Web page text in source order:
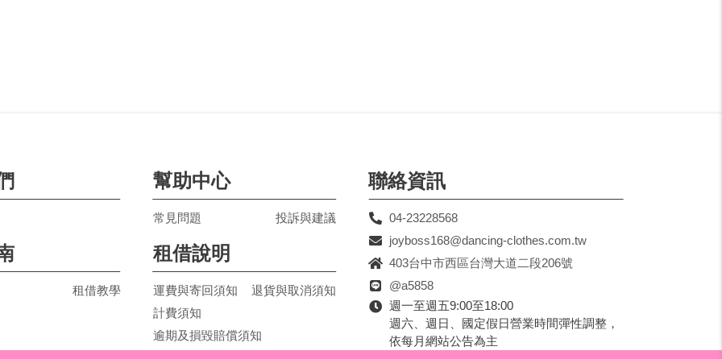
租借教學
幫助中心
常見問題 投訴與建議
租借說明
運費與寄回須知
退貨與取消須知
計費須知
逾期及損毀賠償須知
聯絡資訊
04-23228568
joyboss168@dancing-clothes.com.tw
403台中市西區台灣大道二段206號
@a5858
週一至週五9:00至18:00
週六、週日、國定假日營業時間彈性調整，
依每月網站公告為主